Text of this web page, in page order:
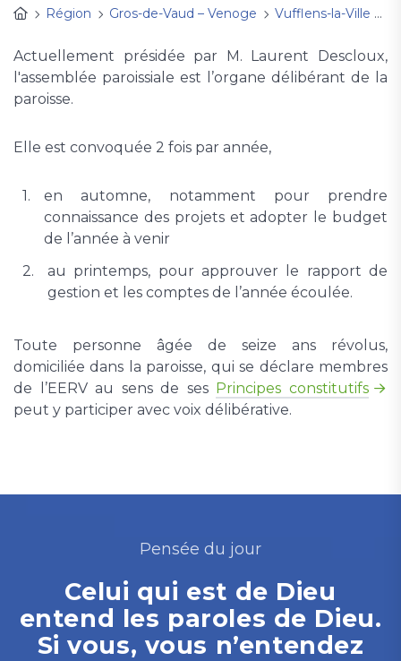
Région
Gros-de-Vaud – Venoge Vufflens-la-Ville
Actuellement présidée par M. Laurent Descloux,
l'assemblée paroissiale est l’organe délibérant de la
paroisse.
Elle est convoquée 2 fois par année,
en automne, notamment pour prendre
connaissance des projets et adopter le budget
de l’année à venir
au printemps, pour approuver le rapport de
gestion et les comptes de l’année écoulée.
Toute personne âgée de seize ans révolus,
domiciliée dans la paroisse, qui se déclare membres
de l’EERV au sens de ses Principes constitutifs
peut y participer avec voix délibérative.
Pensée du jour
Celui qui est de Dieu
entend les paroles de Dieu.
Si vous, vous n’entendez